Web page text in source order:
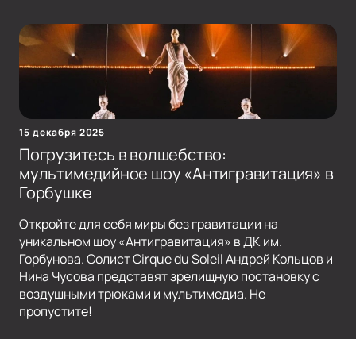
15 декабря 2025
Погрузитесь в волшебство:
мультимедийное шоу «Антигравитация» в
Горбушке
Откройте для себя миры без гравитации на
уникальном шоу «Антигравитация» в ДК им.
Горбунова. Солист Cirque du Soleil Андрей Кольцов и
Нина Чусова представят зрелищную постановку с
воздушными трюками и мультимедиа. Не
пропустите!